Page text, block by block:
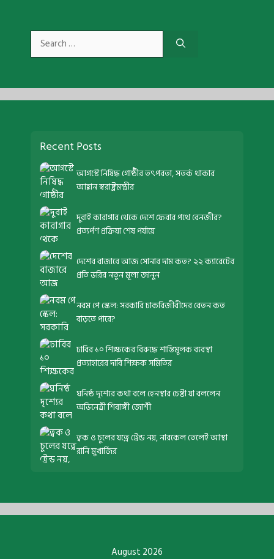
Search
for:
Recent Posts
আগস্টে নিষিদ্ধ গোষ্ঠীর তৎপরতা, সতর্ক থাকার
আহ্বান স্বরাষ্ট্রমন্ত্রীর
দুবাই কারাগার থেকে দেশে ফেরার পথে বেনজীর?
প্রত্যর্পণ প্রক্রিয়া শেষ পর্যায়ে
দেশের বাজারে আজ সোনার দাম কত? ২২ ক্যারেটের
প্রতি ভরির নতুন মূল্য জানুন
নবম পে স্কেল: সরকারি চাকরিজীবীদের বেতন কত
বাড়তে পারে?
ঢাবির ১০ শিক্ষকের বিরুদ্ধে শাস্তিমূলক ব্যবস্থা
প্রত্যাহারের দাবি শিক্ষক সমিতির
ঘনিষ্ঠ দৃশ্যের কথা বলে হেনস্থার চেষ্টা যা বললেন
অভিনেত্রী শিবাঙ্গী জোশী
ত্বক ও চুলের যত্নে ট্রেন্ড নয়, নারকেল তেলেই আস্থা
রানি মুখার্জির
August 2026